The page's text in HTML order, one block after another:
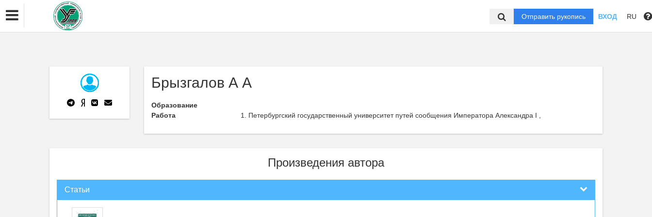
Отправить рукопись ВХОД RU
Брызгалов А А
Образование
Работа
Петербургский государственный университет путей сообщения Императора Александра I ,
Произведения автора
Статьи